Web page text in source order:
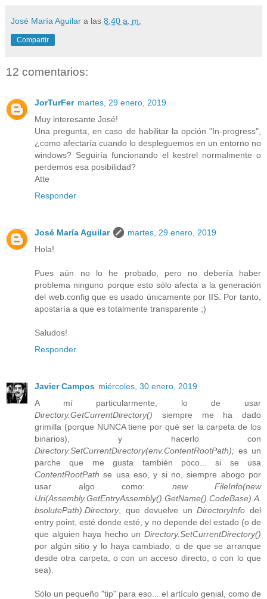
José María Aguilar a las 8:40 a. m.
Compartir
12 comentarios:
JorTurFer martes, 29 enero, 2019
Muy interesante José!
Una pregunta, en caso de habilitar la opción "In-progress",
¿como afectaría cuando lo despleguemos en un entorno no
windows? Seguiría funcionando el kestrel normalmente o
perdemos esa posibilidad?
Atte
Responder
José María Aguilar
martes, 29 enero, 2019
Hola!
Pues aún no lo he probado, pero no debería haber
problema ninguno porque esto sólo afecta a la generación
del web.config que es usado únicamente por IIS. Por tanto,
apostaría a que es totalmente transparente ;)
Saludos!
Responder
Javier Campos miércoles, 30 enero, 2019
A mí particularmente, lo de usar
Directory.GetCurrentDirectory() siempre me ha dado
grimilla (porque NUNCA tiene por qué ser la carpeta de los
binarios), y hacerlo con
Directory.SetCurrentDirectory(env.ContentRootPath); es un
parche que me gusta también poco... si se usa
ContentRootPath se usa eso, y si no, siempre abogo por
usar algo como: new FileInfo(new
Uri(Assembly.GetEntryAssembly().GetName().CodeBase).A
bsolutePath).Directory, que devuelve unDirectoryInfo del
entry point, esté donde esté, y no depende del estado (o de
que alguien haya hecho un Directory.SetCurrentDirectory()
por algún sitio y lo haya cambiado, o de que se arranque
desde otra carpeta, o con un acceso directo, o con lo que
sea).
Sólo un pequeño "tip" para eso... el artículo genial, como de